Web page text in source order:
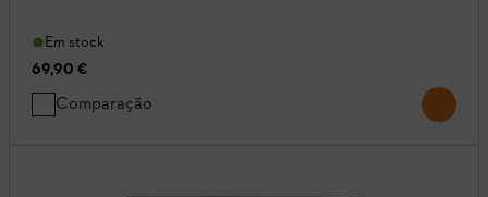
Em stock
69,90 €
Comparação